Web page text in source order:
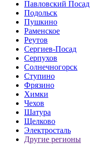
Павловский Посад
Подольск
Пушкино
Раменское
Реутов
Сергиев-Посад
Серпухов
Солнечногорск
Ступино
Фрязино
Химки
Чехов
Шатура
Щелково
Электросталь
Другие регионы